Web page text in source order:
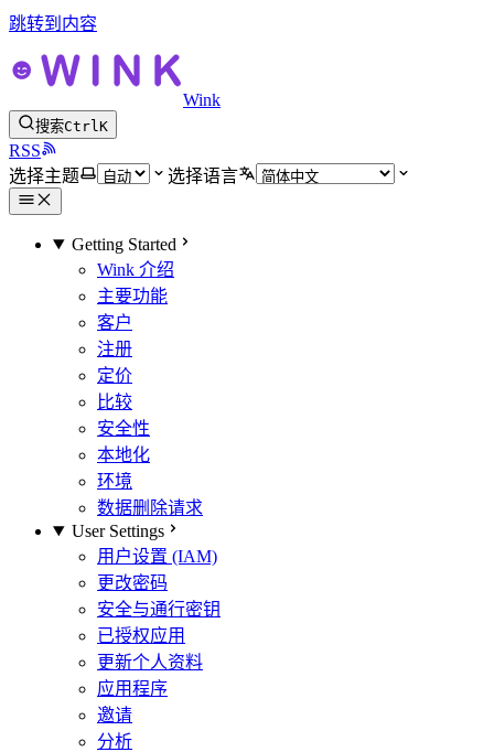
跳转到内容
Wink
搜索CtrlK
RSS
选择主题
选择语言
Getting Started
Wink 介绍
主要功能
客户
注册
定价
比较
安全性
本地化
环境
数据删除请求
User Settings
用户设置 (IAM)
更改密码
安全与通行密钥
已授权应用
更新个人资料
应用程序
邀请
分析